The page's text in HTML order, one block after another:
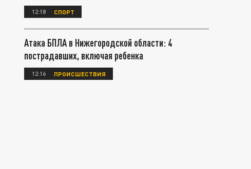
12:18 СПОРТ
Атака БПЛА в Нижегородской области: 4
пострадавших, включая ребенка
12:16 ПРОИСШЕСТВИЯ